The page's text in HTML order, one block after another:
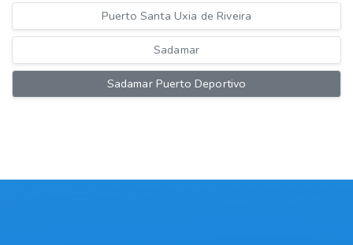
Puerto Santa Uxia de Riveira
Sadamar
Sadamar Puerto Deportivo